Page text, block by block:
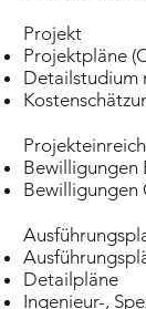
Projekt
Projektpläne
Detailstudium
Bewilligungen
Bewilligungen
Detailpläne
Ingenieur-,